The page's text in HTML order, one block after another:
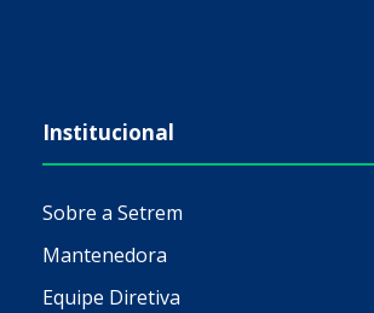
Institucional
Sobre a Setrem
Mantenedora
Equipe Diretiva